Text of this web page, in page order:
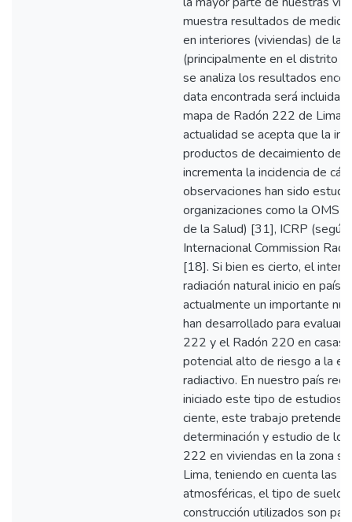
muestra resultados de
en interiores (viviendas) de la
(principalmente en el distrito
se analiza los resultados
data encontrada será incluida
mapa de Radón 222 de Lima-
actualidad se acepta que la
productos de decaimiento del
incrementa la incidencia de
observaciones han sido
organizaciones como la OMS
de la Salud) [31], ICRP
Internacional Commission
[18]. Si bien es cierto, el
radiación natural inicio en
actualmente un importante
han desarrollado para evaluar
222 y el Radón 220 en casas
potencial alto de riesgo a la
radiactivo. En nuestro país
iniciado este tipo de estudios
ciente, este trabajo pretende
determinación y estudio de
222 en viviendas en la zona
Lima, teniendo en cuenta las
atmosféricas, el tipo de suelo,
construcción utilizados son